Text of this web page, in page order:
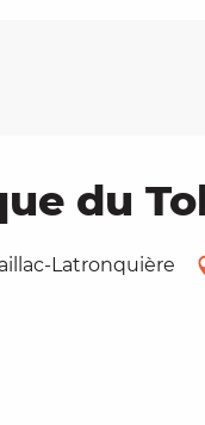
du
Latronquière